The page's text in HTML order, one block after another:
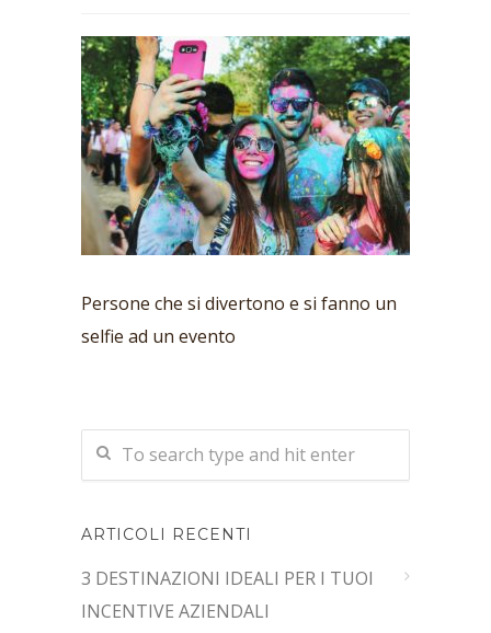
Persone che si divertono e si fanno un
selfie ad un evento
ARTICOLI RECENTI
3 DESTINAZIONI IDEALI PER I TUOI
INCENTIVE AZIENDALI